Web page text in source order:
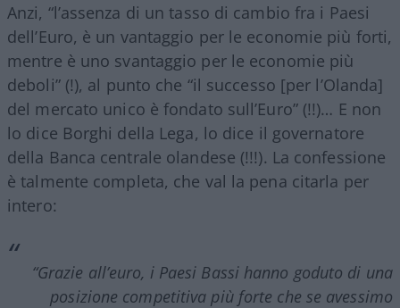
Anzi, “l’assenza di un tasso di cambio fra i Paesi
dell’Euro, è un vantaggio per le economie più forti,
mentre è uno svantaggio per le economie più
deboli” (!), al punto che “il successo [per l’Olanda]
del mercato unico è fondato sull’Euro” (!!)… E non
lo dice Borghi della Lega, lo dice il governatore
della Banca centrale olandese (!!!). La confessione
è talmente completa, che val la pena citarla per
intero:
“Grazie all’euro, i Paesi Bassi hanno goduto di una
posizione competitiva più forte che se avessimo